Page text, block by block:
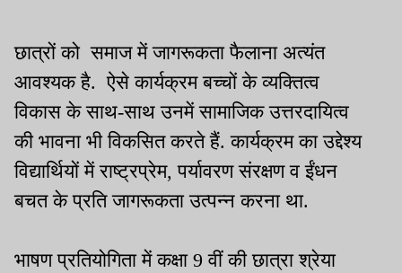
छात्रों को समाज में जागरूकता फैलाना अत्यंत
आवश्यक है. ऐसे कार्यक्रम बच्चों के व्यक्तित्व
विकास के साथ-साथ उनमें सामाजिक उत्तरदायित्व
की भावना भी विकसित करते हैं. कार्यक्रम का उद्देश्य
विद्यार्थियों में राष्ट्रप्रेम, पर्यावरण संरक्षण व ईंधन
बचत के प्रति जागरूकता उत्पन्न करना था.
भाषण प्रतियोगिता में कक्षा 9 वीं की छात्रा श्रेया